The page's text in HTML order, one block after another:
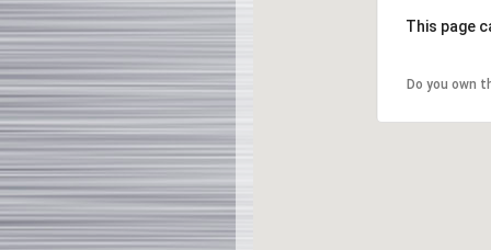
This page
Do you own